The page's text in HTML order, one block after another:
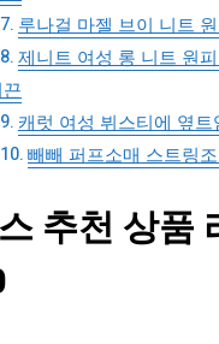
루나걸 마젤 브이 니트
제니트 여성 롱 니트 원
캐럿 여성 뷔스티에 옆
빼빼 퍼프소매 스트링
추천 상품